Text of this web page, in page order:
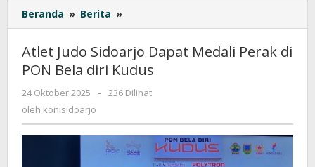
Beranda » Berita »
Judo
Dapat
Medali
Perak
diri
Kudus
Atlet Judo Sidoarjo Dapat Medali Perak di
PON Bela diri Kudus
24 Oktober 2025
oleh
-
236 Dilihat
oleh konisidoarjo